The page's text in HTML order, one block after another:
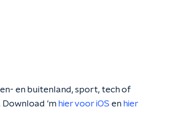
en buitenland, sport, tech of
Download 'm hier voor iOS en hier